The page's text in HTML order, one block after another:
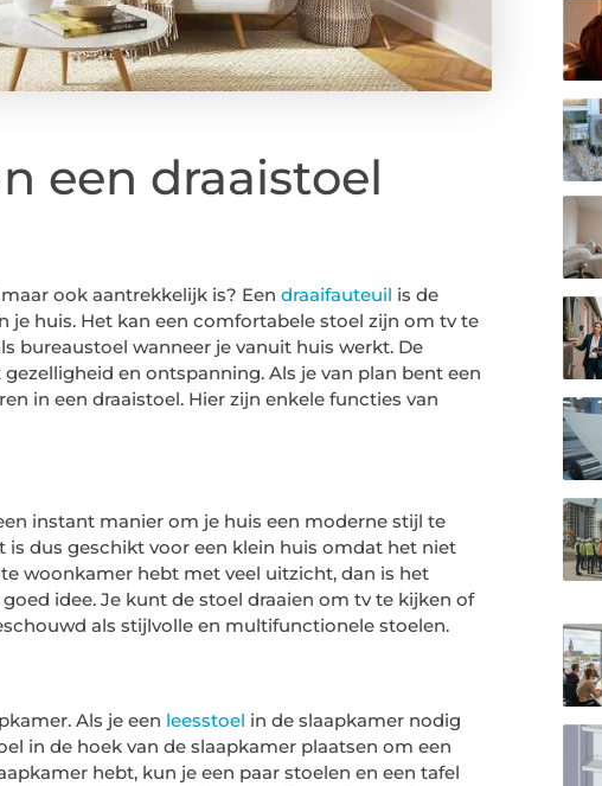
een draaistoel
ook aantrekkelijk is? Een draaifauteuil is de
je huis. Het kan een comfortabele stoel zijn om tv te
bureaustoel wanneer je vanuit huis werkt. De
en ontspanning. Als je van plan bent een
in een draaistoel. Hier zijn enkele functies van
instant manier om je huis een moderne stijl te
is dus geschikt voor een klein huis omdat het niet
woonkamer hebt met veel uitzicht, dan is het
idee. Je kunt de stoel draaien om tv te kijken of
als stijlvolle en multifunctionele stoelen.
Als je een leesstoel in de slaapkamer nodig
in de hoek van de slaapkamer plaatsen om een
hebt, kun je een paar stoelen en een tafel